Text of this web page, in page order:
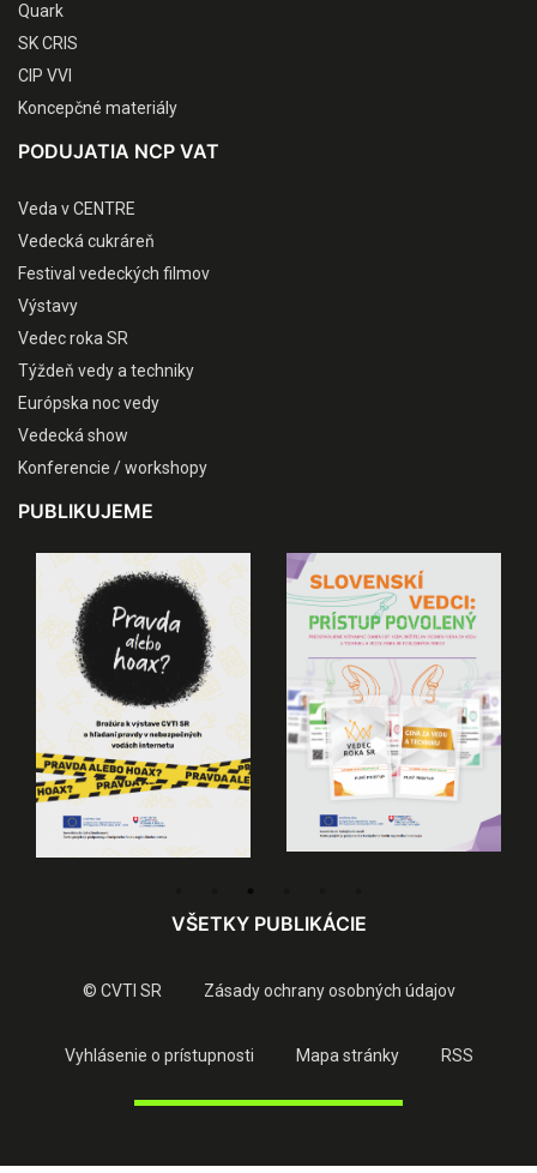
Quark
SK CRIS
CIP VVI
Koncepčné materiály
PODUJATIA NCP VAT
Veda v CENTRE
Vedecká cukráreň
Festival vedeckých filmov
Výstavy
Vedec roka SR
Týždeň vedy a techniky
Európska noc vedy
Vedecká show
Konferencie / workshopy
PUBLIKUJEME
VŠETKY PUBLIKÁCIE
© CVTI SR Zásady ochrany osobných údajov
Vyhlásenie o prístupnosti Mapa stránky RSS